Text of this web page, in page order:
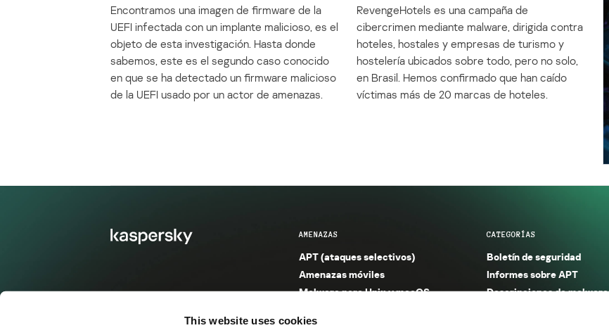
This website uses cookies
Encontramos una imagen de firmware de la
UEFI infectada con un implante malicioso, es el
objeto de esta investigación. Hasta donde
sabemos, este es el segundo caso conocido
en que se ha detectado un firmware malicioso
de la UEFI usado por un actor de amenazas.
RevengeHotels es una campaña de
cibercrimen mediante malware, dirigida contra
hoteles, hostales y empresas de turismo y
hostelería ubicados sobre todo, pero no solo,
en Brasil. Hemos confirmado que han caído
víctimas más de 20 marcas de hoteles.
AMENAZAS
APT (ataques selectivos)
Amenazas móviles
Malware para Unix y macOS
Entorno seguro (IoT)
CATEGORÍAS
Boletín de seguridad
Informes sobre APT
Descripciones de malware